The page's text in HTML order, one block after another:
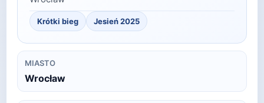
Krótki bieg Jesień2025
MIASTO
Wrocław